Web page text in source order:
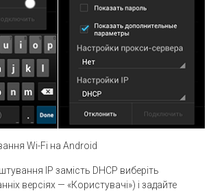
Wi-Fi на Android
IP замість DHCP виберіть
версіях — «Користувачі») і задайте